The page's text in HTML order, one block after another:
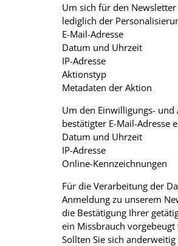
Um sich für den
lediglich der
E-Mail-Adresse
Datum und Uhrzeit
IP-Adresse
Aktionstyp
Metadaten der Aktion
Um den Einwilligungs-
bestätigter E-Mail-Adresse
Datum und Uhrzeit
IP-Adresse
Online-Kennzeichnungen
Für die Verarbeitung der
Anmeldung zu unserem
die Bestätigung Ihrer
ein Missbrauch
Sollten Sie sich